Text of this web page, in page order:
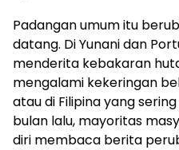
Padangan umum itu
datang. Di Yunani dan
menderita kebakaran
mengalami kekeringan
atau di Filipina yang
bulan lalu, mayoritas
diri membaca berita